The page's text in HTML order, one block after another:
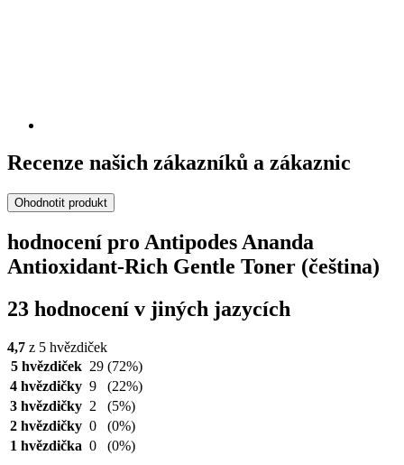
Recenze našich zákazníků a zákaznic
Ohodnotit produkt
hodnocení pro Antipodes Ananda
Antioxidant-Rich Gentle Toner (čeština)
23 hodnocení v jiných jazycích
4,7 z 5 hvězdiček
5 hvězdiček 29 (72%)
4 hvězdičky 9
(22%)
3 hvězdičky 2
(5%)
2 hvězdičky 0
(0%)
1 hvězdička 0 (0%)